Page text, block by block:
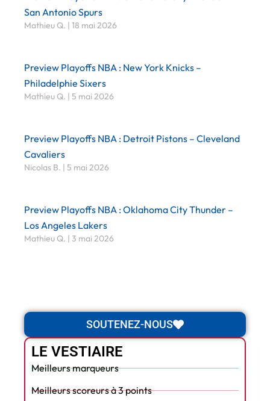
San Antonio Spurs
Mathieu Q. 18 mai 2026
Preview Playoffs NBA : New York Knicks –
Philadelphie Sixers
Mathieu Q. 5 mai 2026
Preview Playoffs NBA : Detroit Pistons – Cleveland
Cavaliers
Nicolas B. 5 mai 2026
Preview Playoffs NBA : Oklahoma City Thunder –
Los Angeles Lakers
Mathieu Q. 3 mai 2026
SOUTENEZ-NOUS
LE VESTIAIRE
Meilleurs marqueurs
Meilleurs scoreurs à 3 points